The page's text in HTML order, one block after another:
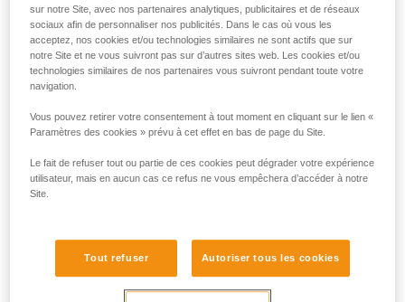
défilement de la corde. Petzl n’autorise pas cet usage. Pour
rappel : toute modification d’un EPI est interdite en dehors
des ateliers Petzl.
sur notre Site, avec nos partenaires analytiques, publicitaires et de réseaux
sociaux afin de personnaliser nos publicités. Dans le cas où vous les
acceptez, nos cookies et/ou technologies similaires ne sont actifs que sur
notre Site et ne vous suivront pas sur d’autres sites web. Les cookies et/ou
technologies similaires de nos partenaires vous suivront pendant toute votre
navigation.
Vous pouvez retirer votre consentement à tout moment en cliquant sur le lien «
Paramètres des cookies » prévu à cet effet en bas de page du Site.
Le fait de refuser tout ou partie de ces cookies peut dégrader votre expérience
utilisateur, mais en aucun cas ce refus ne vous empêchera d’accéder à notre
Site.
Tout refuser Autoriser tous les cookies